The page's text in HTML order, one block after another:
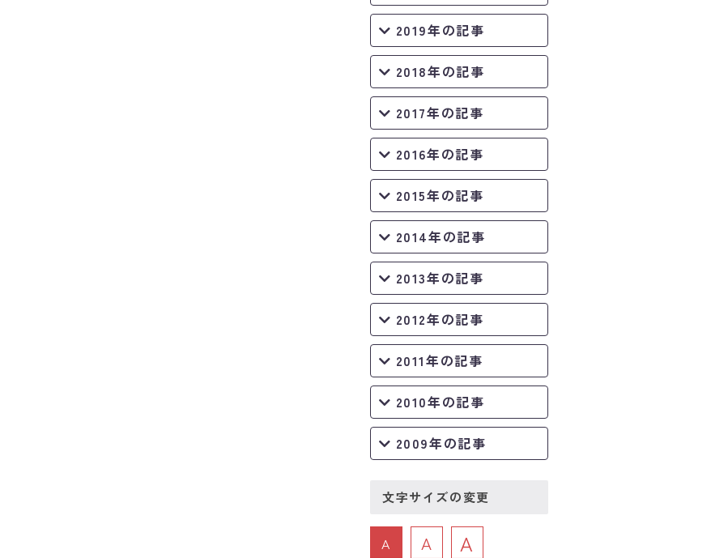
2019年の記事
2018年の記事
2017年の記事
2016年の記事
2015年の記事
2014年の記事
2013年の記事
2012年の記事
2011年の記事
2010年の記事
2009年の記事
文字サイズの変更
A A A